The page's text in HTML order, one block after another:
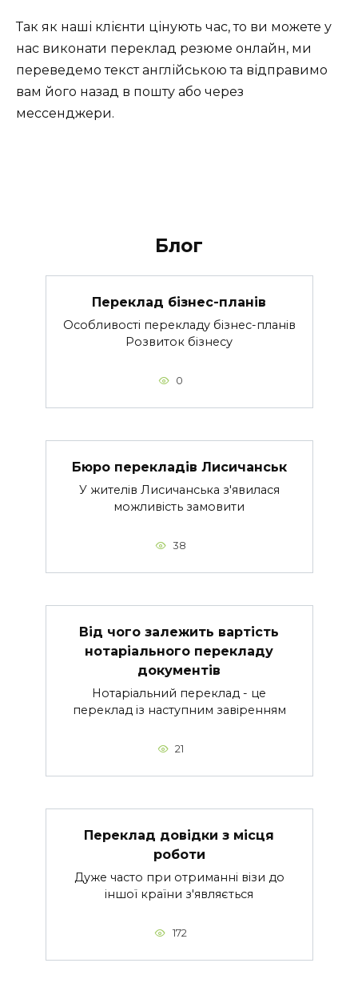
Так як наші клієнти цінують час, то ви можете у
нас виконати переклад резюме онлайн, ми
переведемо текст англійською та відправимо
вам його назад в пошту або через
мессенджери.
Блог
Переклад бізнес-планів
Особливості перекладу бізнес-планів
Розвиток бізнесу
0
Бюро перекладів Лисичанськ
У жителів Лисичанська з'явилася
можливість замовити
38
Від чого залежить вартість
нотаріального перекладу
документів
Нотаріальний переклад - це
переклад із наступним завіренням
21
Переклад довідки з місця
роботи
Дуже часто при отриманні візи до
іншої країни з'являється
172